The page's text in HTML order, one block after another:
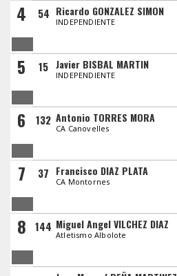
4 54 Ricardo GONZALEZ SIMON
INDEPENDIENTE
5 15 Javier BISBAL MARTIN
INDEPENDIENTE
6 132 Antonio TORRES MORA
CA Canovelles
7 37 Francisco DIAZ PLATA
CA Montornes
8 144 Miguel Angel VILCHEZ DIAZ
Atletismo Albolote